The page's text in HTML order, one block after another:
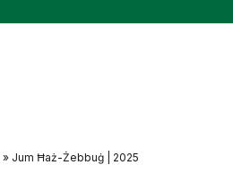
» Jum Ħaż-Żebbuġ | 2025